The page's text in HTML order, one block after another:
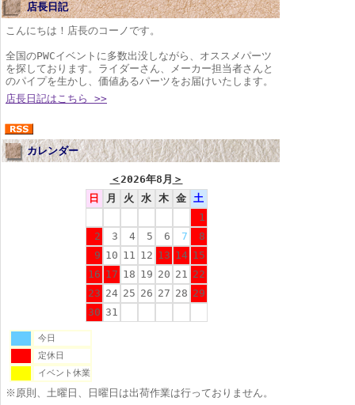
店長日記
こんにちは！店長のコーノです。
全国のPWCイベントに多数出没しながら、オススメパーツ
を探しております。ライダーさん、メーカー担当者さんと
のパイプを生かし、価値あるパーツをお届けいたします。
店長日記はこちら >>
カレンダー
＜2026年8月 ＞
日
月 火 水 木 金 土
1
2
3 4 5 6 7
8
9 10 11 12 13 14 15
16 17 18 19 20 21 22
23 24 25 26 27 28 29
30 31
今日
定休日
イベント休業
※原則、土曜日、日曜日は出荷作業は行っておりません。